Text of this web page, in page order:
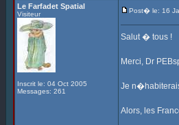
Le Farfadet Spatial
Visiteur
Inscrit le: 04 Oct 2005
Messages: 261
Post� le: 16
Salut � tous !
Merci, Dr
Je
Alors, les